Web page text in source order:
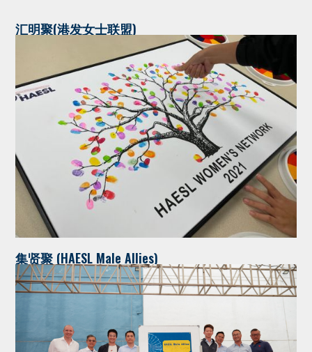
汇明聚(港发女士联盟)
集贤聚 (HAESL Male Allies)